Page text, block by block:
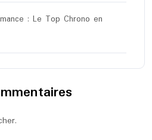
: Le Top Chrono en